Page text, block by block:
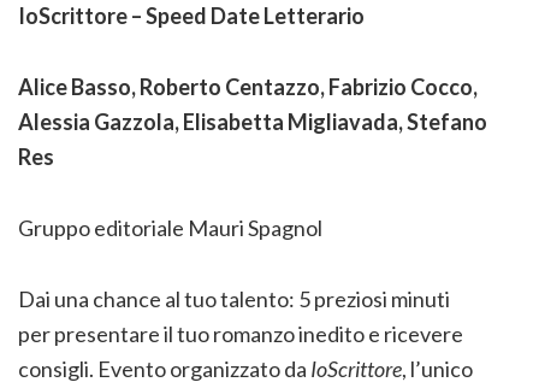
IoScrittore – Speed Date Letterario
Alice Basso, Roberto Centazzo, Fabrizio Cocco,
Alessia Gazzola, Elisabetta Migliavada, Stefano
Res
Gruppo editoriale Mauri Spagnol
Dai una chance al tuo talento: 5 preziosi minuti
per presentare il tuo romanzo inedito e ricevere
consigli. Evento organizzato da IoScrittore, l’unico